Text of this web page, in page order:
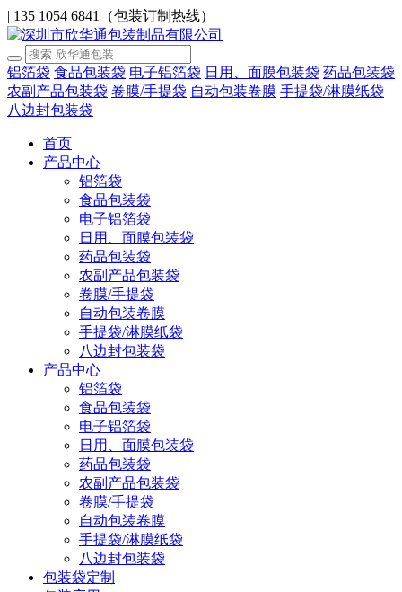
| 135 1054 6841（包装订制热线）
铝箔袋 食品包装袋 电子铝箔袋 日用、面膜包装袋 药品包装袋
农副产品包装袋 卷膜/手提袋 自动包装卷膜 手提袋/淋膜纸袋
八边封包装袋
首页
产品中心
铝箔袋
食品包装袋
电子铝箔袋
日用、面膜包装袋
药品包装袋
农副产品包装袋
卷膜/手提袋
自动包装卷膜
手提袋/淋膜纸袋
八边封包装袋
产品中心
铝箔袋
食品包装袋
电子铝箔袋
日用、面膜包装袋
药品包装袋
农副产品包装袋
卷膜/手提袋
自动包装卷膜
手提袋/淋膜纸袋
八边封包装袋
包装袋定制